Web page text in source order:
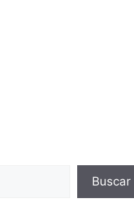
Buscar